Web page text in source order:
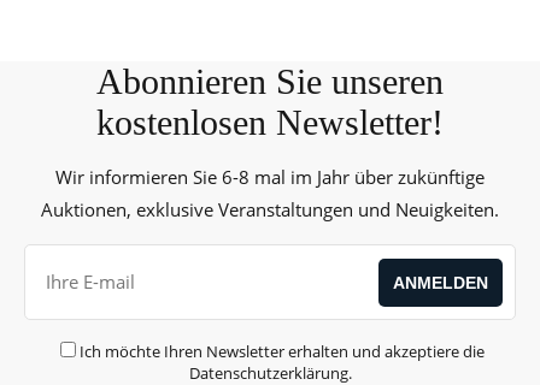
Abonnieren Sie unseren
kostenlosen Newsletter!
Wir informieren Sie 6-8 mal im Jahr über zukünftige
Auktionen, exklusive Veranstaltungen und Neuigkeiten.
Ich möchte Ihren Newsletter erhalten und akzeptiere die
Datenschutzerklärung.